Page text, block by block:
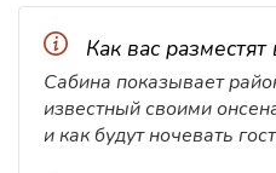
Как вас разместят
Сабина показывает
известный своими
и как будут ночевать